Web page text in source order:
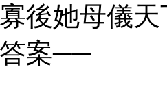
後她母儀
案──